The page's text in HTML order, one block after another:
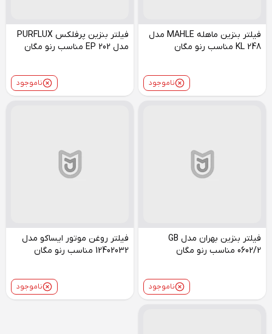
فیلتر بنزین ماهله MAHLE مدل
KL 248 مناسب رنو مگان
ناموجود
فیلتر بنزین پرفلکس PURFLUX
مدل EP 202 مناسب رنو مگان
ناموجود
فیلتر بنزین بهران مدل GB
0602/2 مناسب رنو مگان
ناموجود
فیلتر روغن موتور ایساکو مدل
12402032 مناسب رنو مگان
ناموجود